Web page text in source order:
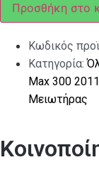
Προσθήκη στο
Κωδικός
Κατηγορία:
Max 300
Μειωτήρας